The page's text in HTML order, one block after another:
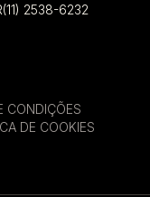
(11) 2538-6232
CONDIÇÕES
DE COOKIES